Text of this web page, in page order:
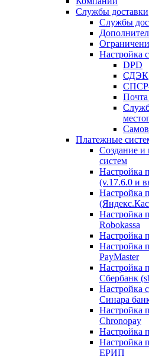
Службы доставки
Службы
Настройка
DPD
СДЭК
Платежные
Создание и
систем
Настройка
(v.17.6.0 и
Настройка
Настройка
Robokassa
Настройка
Настройка
PayMaster
Настройка
Сбербанк
Настройка
Синара
Настройка
Chronopay
Настройка
Настройка
ЕРИП